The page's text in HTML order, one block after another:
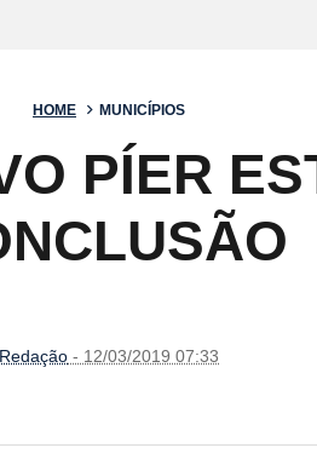
HOME MUNICÍPIOS
PÍER
Redação - 12/03/2019 07:33